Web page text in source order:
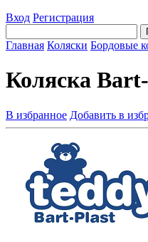
Вход Регистрация
Главная Коляски Бордовые
Коляска
В избранное Добавить в